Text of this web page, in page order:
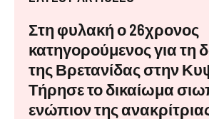
Στη φυλακή ο 26χρονος
κατηγορούμενος για τη
της Βρετανίδας στην
Τήρησε το δικαίωμα
ενώπιον της